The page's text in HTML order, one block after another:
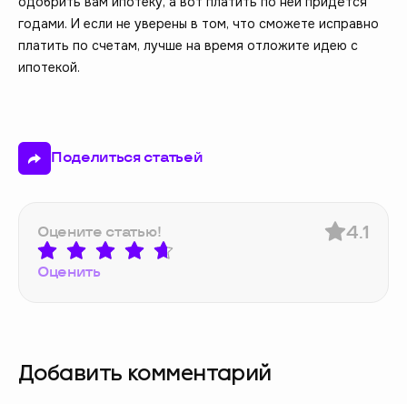
годами. И если не уверены в том, что сможете исправно
платить по счетам, лучше на время отложите идею с
ипотекой.
Поделиться статьей
Оцените статью!
Оценить
4.1
Добавить комментарий